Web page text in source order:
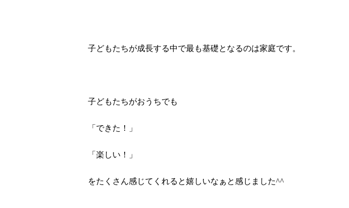
子どもたちが成長する中で最も基礎となるのは家庭です。
子どもたちがおうちでも
「できた！」
「楽しい！」
をたくさん感じてくれると嬉しいなぁと感じました^^